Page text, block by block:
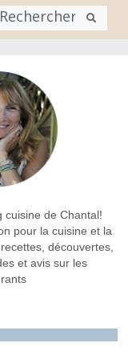
cuisine de Chantal!
pour la cuisine et la
découvertes,
et avis sur les